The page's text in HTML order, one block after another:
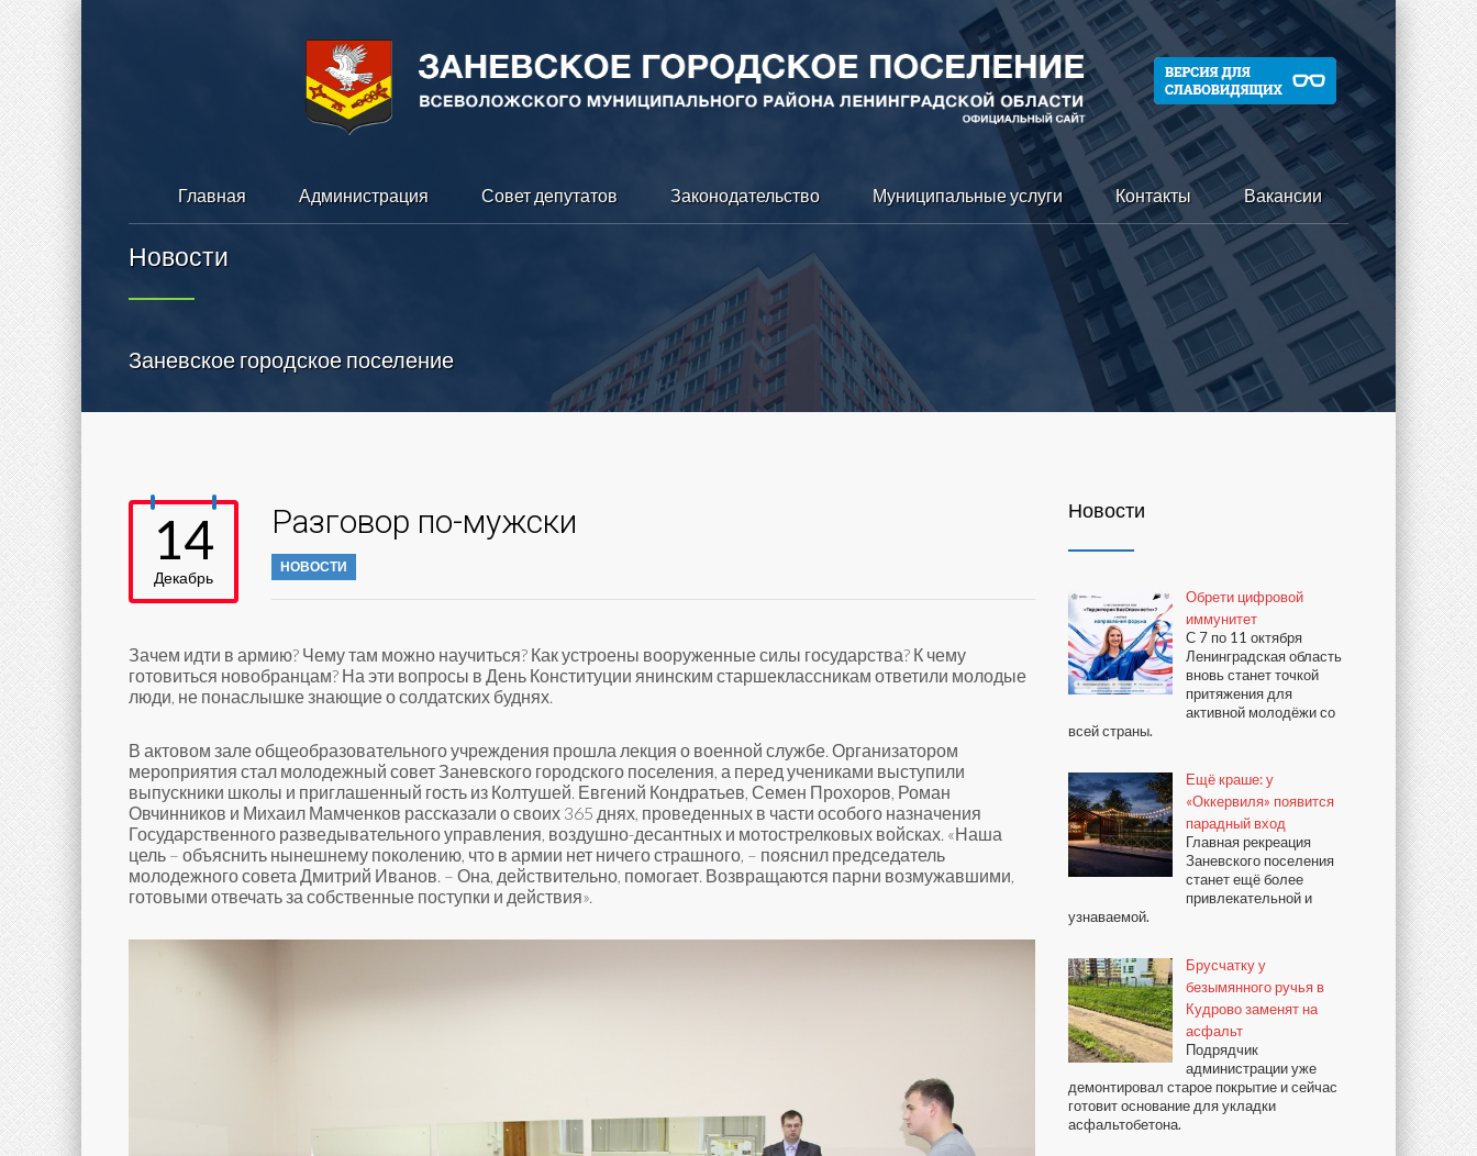
Главная Администрация Совет депутатов Законодательство Муниципальные услуги Контакты Вакансии
Новости
Заневское городское поселение
14
Декабрь
Разговор по-мужски
НОВОСТИ
Зачем идти в армию? Чему там можно научиться? Как устроены вооруженные силы государства? К чему
готовиться новобранцам? На эти вопросы в День Конституции янинским старшеклассникам ответили молодые
люди, не понаслышке знающие о солдатских буднях.
В актовом зале общеобразовательного учреждения прошла лекция о военной службе. Организатором
мероприятия стал молодежный совет Заневского городского поселения, а перед учениками выступили
выпускники школы и приглашенный гость из Колтушей. Евгений Кондратьев, Семен Прохоров, Роман
Овчинников и Михаил Мамченков рассказали о своих 365 днях, проведенных в части особого назначения
Государственного разведывательного управления, воздушно-десантных и мотострелковых войсках. «Наша
цель – объяснить нынешнему поколению, что в армии нет ничего страшного, – пояснил председатель
молодежного совета Дмитрий Иванов. – Она, действительно, помогает. Возвращаются парни возмужавшими,
готовыми отвечать за собственные поступки и действия».
Новости
Обрети цифровой
иммунитет
С 7 по 11 октября
Ленинградская область
вновь станет точкой
притяжения для
активной молодёжи со
всей страны.
Ещё краше: у
«Оккервиля» появится
парадный вход
Главная рекреация
Заневского поселения
станет ещё более
привлекательной и
узнаваемой.
Брусчатку у
безымянного ручья в
Кудрово заменят на
асфальт
Подрядчик
администрации уже
демонтировал старое покрытие и сейчас
готовит основание для укладки
асфальтобетона.